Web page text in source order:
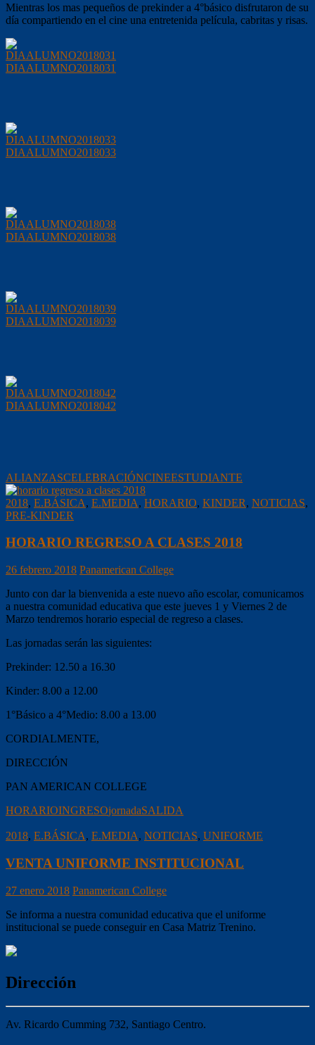
Mientras los mas pequeños de prekinder a 4°básico disfrutaron de su
día compartiendo en el cine una entretenida película, cabritas y risas.
DIAALUMNO2018031
DIAALUMNO2018033
DIAALUMNO2018038
DIAALUMNO2018039
DIAALUMNO2018042
ALIANZASCELEBRACIÓNCINEESTUDIANTE
2018, E.BÁSICA, E.MEDIA, HORARIO, KINDER, NOTICIAS,
PRE-KINDER
HORARIO REGRESO A CLASES 2018
26 febrero 2018 Panamerican College
Junto con dar la bienvenida a este nuevo año escolar, comunicamos
a nuestra comunidad educativa que este jueves 1 y Viernes 2 de
Marzo tendremos horario especial de regreso a clases.
Las jornadas serán las siguientes:
Prekinder: 12.50 a 16.30
Kinder: 8.00 a 12.00
1°Básico a 4°Medio: 8.00 a 13.00
CORDIALMENTE,
DIRECCIÓN
PAN AMERICAN COLLEGE
HORARIOINGRESOjornadaSALIDA
2018, E.BÁSICA, E.MEDIA, NOTICIAS, UNIFORME
VENTA UNIFORME INSTITUCIONAL
27 enero 2018 Panamerican College
Se informa a nuestra comunidad educativa que el uniforme
institucional se puede conseguir en Casa Matriz Trenino.
Dirección
Av. Ricardo Cumming 732, Santiago Centro.